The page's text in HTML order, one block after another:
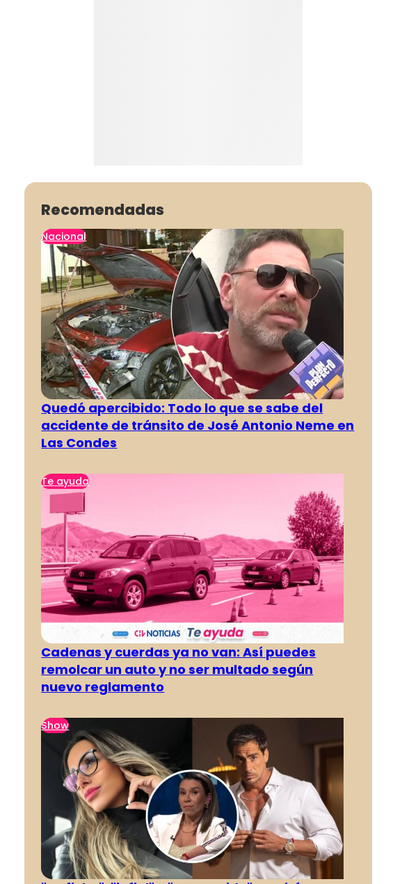
Recomendadas
Nacional
Quedó apercibido: Todo lo que se sabe del
accidente de tránsito de José Antonio Neme en
Las Condes
Te ayuda
Cadenas y cuerdas ya no van: Así puedes
remolcar un auto y no ser multado según
nuevo reglamento
Show